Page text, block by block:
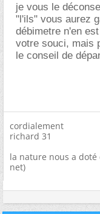
je vous le
"l'ils" vous aurez
débimetre n'en
votre souci, mais
le conseil de
cordialement
richard 31
la nature nous a doté
net)